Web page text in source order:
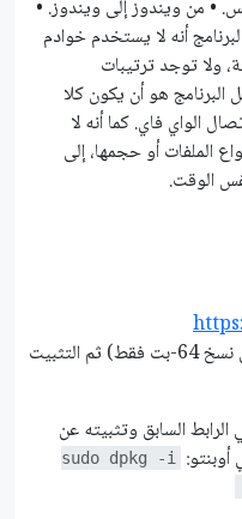
• من ويندوز إلى ويندوز. •
أنه لا يستخدم خوادم
ولا توجد ترتيبات
هو أن يكون كلا
الواي فاي. كما أنه لا
الملفات أو حجمها، إلى
الوقت.
(يعمل على نسخ 64-بت فقط) ثم التثبيت
السابق وتثبيته عن
sudo dpkg -i